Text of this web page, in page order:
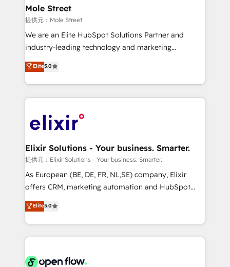
Healthcare: HIPAA implementations; secure data
workflows 💼 Financial Services: compliant
workflows; audit-ready reporting ⚖️ Legal: client
intake; pipeline and document workflows 🛒 E-
revenue automation 🏢 Real Estate: deal pipelines;
portfolio and lifecycle management 🏭
HIPAA-aware; CASL-compliant; GDPR-ready
implementations where required 💡 Why 500+
built to scale.
Mole Street
提供元：Mole Street
We are an Elite HubSpot Solutions Partner and
industry-leading technology and marketing
consultancy. Our focus is on enterprise and mid-
market B2B companies globally that want a strategic
approach to execute their goals through creative
applications of our solutions; Technical HubSpot
Design, Migrations + Integrations. Mole Street’s
greatness, which is achieved through creating
absolute clarity, derived from a well-defined
strategy, executed well, and reported on with clear
results. The culture is driven by core values; Joy, Grit,
Mindedness, and Clarity. We are driven to win for the
collective good of the company and its clientele, and
things are happening.
Elite5.0
Elixir Solutions - Your business. Smarter.
提供元：Elixir Solutions - Your business. Smarter.
As European (BE, DE, FR, NL,SE) company, Elixir
offers CRM, marketing automation and HubSpot
integration products and services to mid-market
and enterprise customers. We ensure that your sales,
service and marketing department operates in the
most effective way, while at the same time
integrated buyers journey. Elixir is located in
Elite5.0